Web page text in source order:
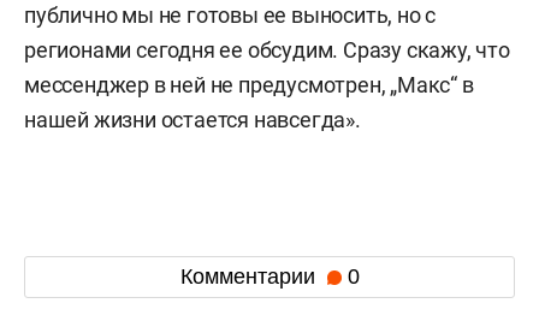
публично мы не готовы ее выносить, но с
регионами сегодня ее обсудим. Сразу скажу, что
мессенджер в ней не предусмотрен, „Макс“ в
нашей жизни остается навсегда».
Комментарии 0